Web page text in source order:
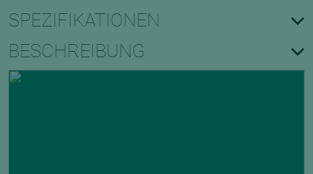
SPEZIFIKATIONEN
BESCHREIBUNG